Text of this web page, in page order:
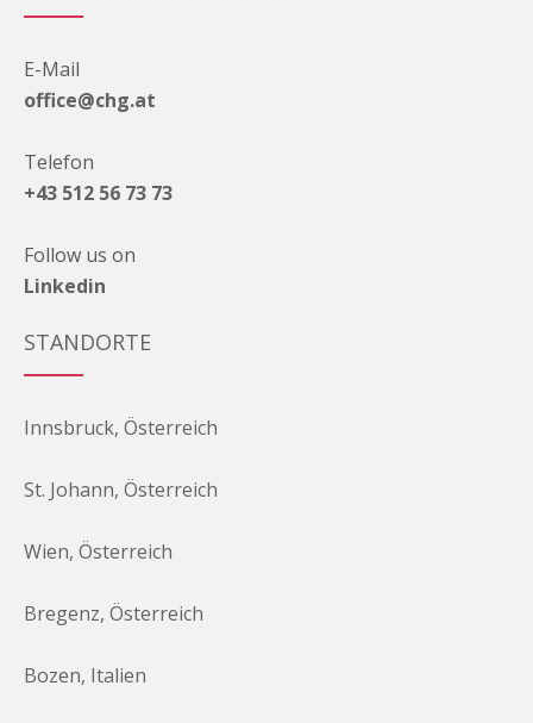
E-Mail
office@chg.at
Telefon
+43 512 56 73 73
Follow us on
Linkedin
STANDORTE
Innsbruck, Österreich
St. Johann, Österreich
Wien, Österreich
Bregenz, Österreich
Bozen, Italien